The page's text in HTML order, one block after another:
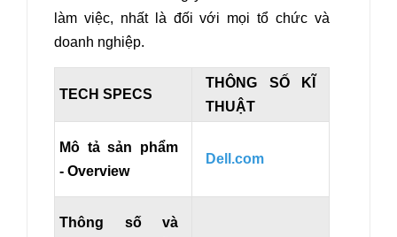
làm việc, nhất là đối với mọi tổ chức và
doanh nghiệp.
TECH SPECS
THÔNG SỐ KĨ
THUẬT
Mô tả sản phẩm
- Overview
Dell.com
Thông số và